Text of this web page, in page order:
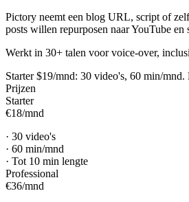
Pictory neemt een blog URL, script of
posts willen repurposen naar YouTube
Werkt in 30+ talen voor voice-over,
Starter $19/mnd: 30 video's, 60 min/mnd.
Prijzen
Starter
€18/mnd
· 30 video's
· 60 min/mnd
· Tot 10 min lengte
Professional
€36/mnd